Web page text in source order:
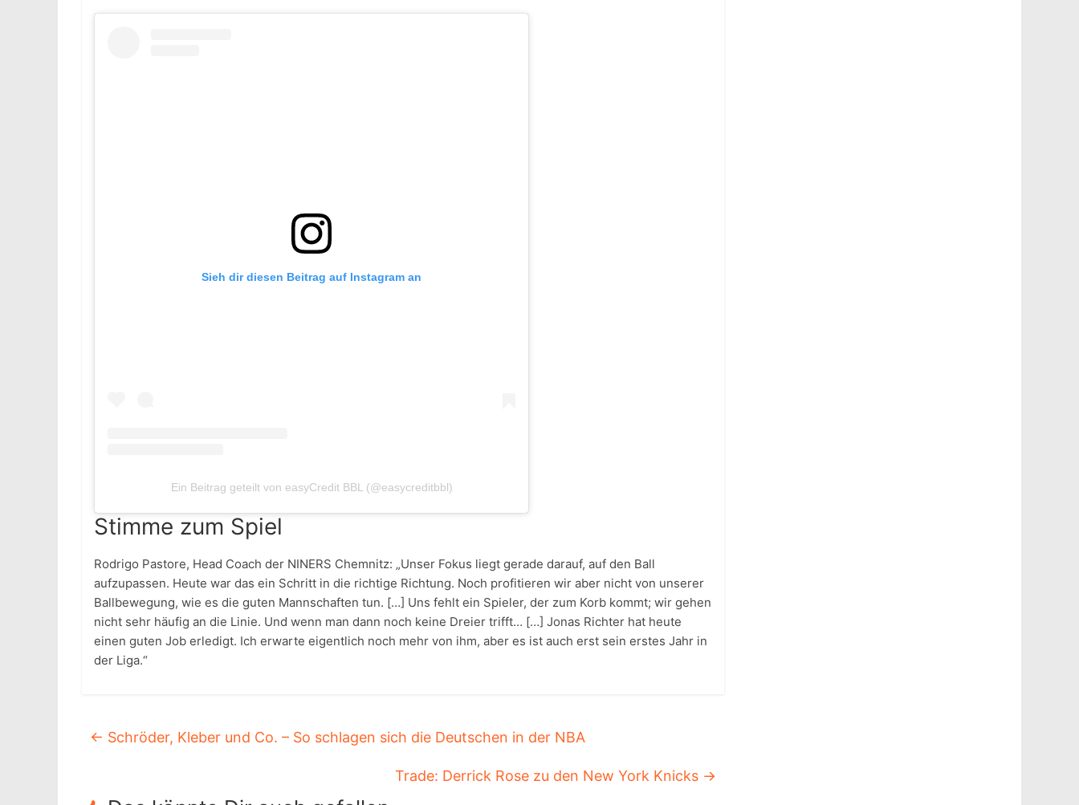
Sieh dir diesen Beitrag auf Instagram an
Ein Beitrag geteilt von easyCredit BBL (@easycreditbbl)
Stimme zum Spiel
Rodrigo Pastore, Head Coach der NINERS Chemnitz: „Unser Fokus liegt gerade darauf, auf den Ball
aufzupassen. Heute war das ein Schritt in die richtige Richtung. Noch profitieren wir aber nicht von unserer
Ballbewegung, wie es die guten Mannschaften tun. […] Uns fehlt ein Spieler, der zum Korb kommt; wir gehen
nicht sehr häufig an die Linie. Und wenn man dann noch keine Dreier trifft… […] Jonas Richter hat heute
einen guten Job erledigt. Ich erwarte eigentlich noch mehr von ihm, aber es ist auch erst sein erstes Jahr in
der Liga.“
← Schröder, Kleber und Co. – So schlagen sich die Deutschen in der NBA
Trade: Derrick Rose zu den New York Knicks →